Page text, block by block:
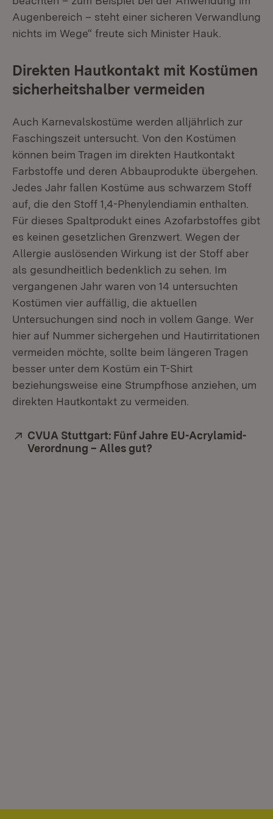
Augenbereich – steht einer sicheren Verwandlung
nichts im Wege“ freute sich Minister Hauk.
Direkten Hautkontakt mit Kostümen
sicherheitshalber vermeiden
Auch Karnevalskostüme werden alljährlich zur
Faschingszeit untersucht. Von den Kostümen
können beim Tragen im direkten Hautkontakt
Farbstoffe und deren Abbauprodukte übergehen.
Jedes Jahr fallen Kostüme aus schwarzem Stoff
auf, die den Stoff 1,4-Phenylendiamin enthalten.
Für dieses Spaltprodukt eines Azofarbstoffes gibt
es keinen gesetzlichen Grenzwert. Wegen der
Allergie auslösenden Wirkung ist der Stoff aber
als gesundheitlich bedenklich zu sehen. Im
vergangenen Jahr waren von 14 untersuchten
Kostümen vier auffällig, die aktuellen
Untersuchungen sind noch in vollem Gange. Wer
hier auf Nummer sichergehen und Hautirritationen
vermeiden möchte, sollte beim längeren Tragen
besser unter dem Kostüm ein T-Shirt
beziehungsweise eine Strumpfhose anziehen, um
direkten Hautkontakt zu vermeiden.
Extern:
CVUA Stuttgart: Fünf Jahre EU-Acrylamid-
Verordnung – Alles gut?